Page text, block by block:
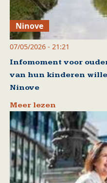
Ninove
07/05/2026 - 21:21
Infomoment voor
van hun kinderen
Ninove
Meer lezen